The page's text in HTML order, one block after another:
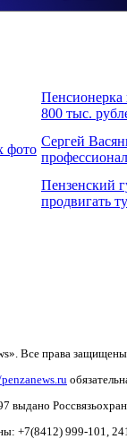
Пенсионерка
800 тыс.
фото
Сергей
Пензенский
продвигать
Все права
+7(8412) 999-101,